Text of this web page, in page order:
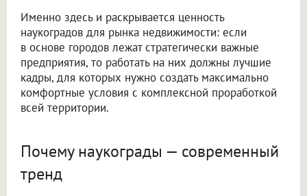
Именно здесь и раскрывается ценность
наукоградов для рынка недвижимости: если
в основе городов лежат стратегически важные
предприятия, то работать на них должны лучшие
кадры, для которых нужно создать максимально
комфортные условия с комплексной проработкой
всей территории.
Почему наукограды — современный
тренд